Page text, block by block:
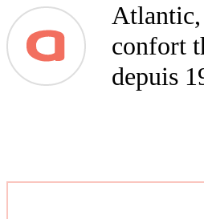
confort
depuis